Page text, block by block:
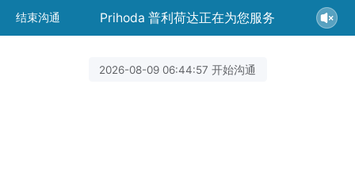
结束沟通 Prihoda 普利荷达正在为您服务
2026-08-09 06:44:57 开始沟通